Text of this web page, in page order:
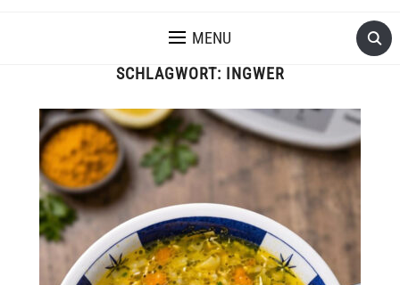
MENU
SCHLAGWORT: INGWER